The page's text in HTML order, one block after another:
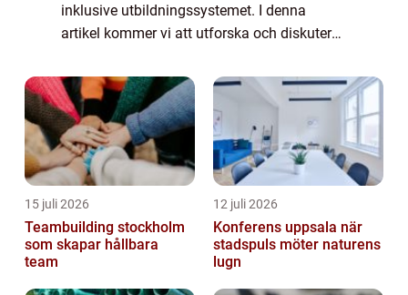
inklusive utbildningssystemet. I denna
artikel kommer vi att utforska och diskutera
Vi kommer att ge en övergripand...
15 juli 2026
Teambuilding stockholm
som skapar hållbara
team
12 juli 2026
Konferens uppsala när
stadspuls möter naturens
lugn